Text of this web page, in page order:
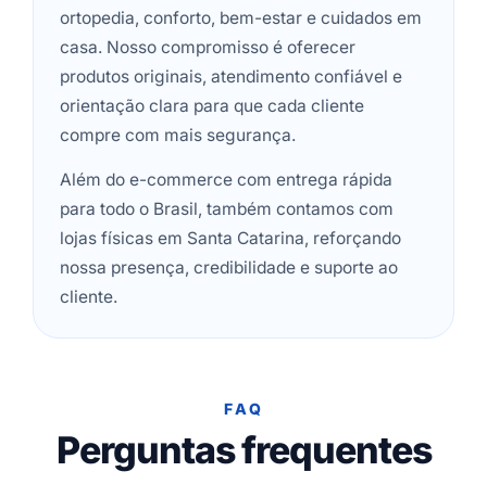
ortopedia, conforto, bem-estar e cuidados em
casa. Nosso compromisso é oferecer
produtos originais, atendimento confiável e
orientação clara para que cada cliente
compre com mais segurança.
Além do e-commerce com entrega rápida
para todo o Brasil, também contamos com
lojas físicas em Santa Catarina, reforçando
nossa presença, credibilidade e suporte ao
cliente.
FAQ
Perguntas frequentes